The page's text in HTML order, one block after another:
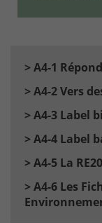
> A4-1
> A4-2 Vers
> A4-3 Label
> A4-4 Label
> A4-5 La
> A4-6 Les